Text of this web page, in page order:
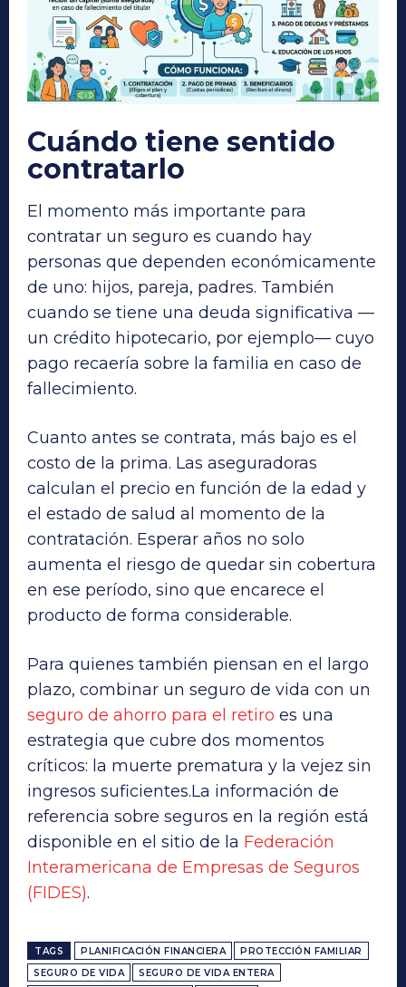
Cuándo tiene sentido
contratarlo
El momento más importante para
contratar un seguro es cuando hay
personas que dependen económicamente
de uno: hijos, pareja, padres. También
cuando se tiene una deuda significativa —
un crédito hipotecario, por ejemplo— cuyo
pago recaería sobre la familia en caso de
fallecimiento.
Cuanto antes se contrata, más bajo es el
costo de la prima. Las aseguradoras
calculan el precio en función de la edad y
el estado de salud al momento de la
contratación. Esperar años no solo
aumenta el riesgo de quedar sin cobertura
en ese período, sino que encarece el
producto de forma considerable.
Para quienes también piensan en el largo
plazo, combinar un seguro de vida con un
seguro de ahorro para el retiro es una
estrategia que cubre dos momentos
críticos: la muerte prematura y la vejez sin
ingresos suficientes.La información de
referencia sobre seguros en la región está
disponible en el sitio de la Federación
Interamericana de Empresas de Seguros
(FIDES).
TAGS PLANIFICACIÓN FINANCIERA
PROTECCIÓN FAMILIAR
SEGURO DE VIDA
SEGURO DE VIDA ENTERA